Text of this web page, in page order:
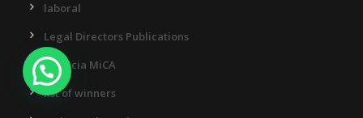
laboral
Legal Directors Publications
Licencia MiCA
list of winners
¿Necesitas ayuda?